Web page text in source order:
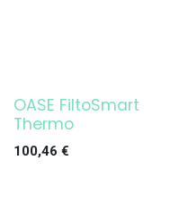
¡OFERTA!
OASE FiltoSmart
Thermo
100,46 €